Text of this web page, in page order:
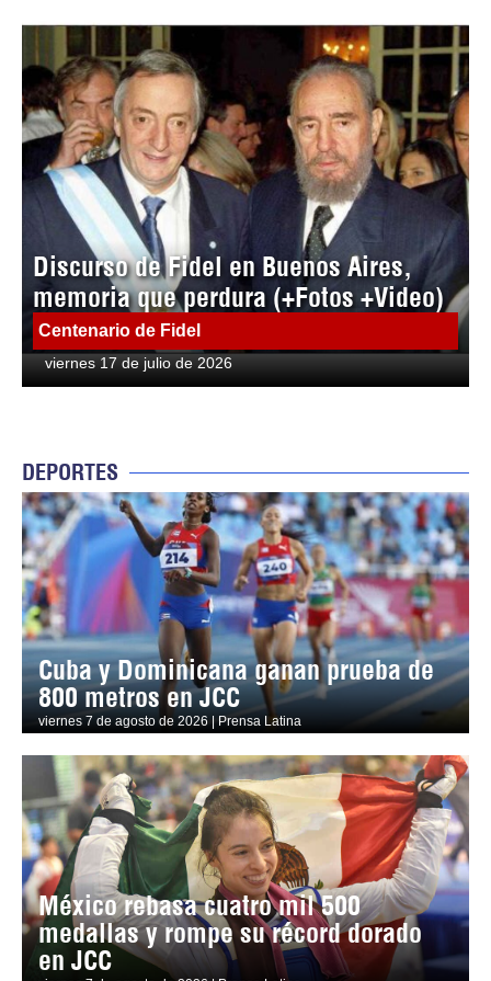
Discurso de Fidel en Buenos Aires,
memoria que perdura (+Fotos +Video)
Centenario de Fidel
viernes 17 de julio de 2026
DEPORTES
Cuba y Dominicana ganan prueba de
800 metros en JCC
viernes 7 de agosto de 2026 | Prensa Latina
México rebasa cuatro mil 500
medallas y rompe su récord dorado
en JCC